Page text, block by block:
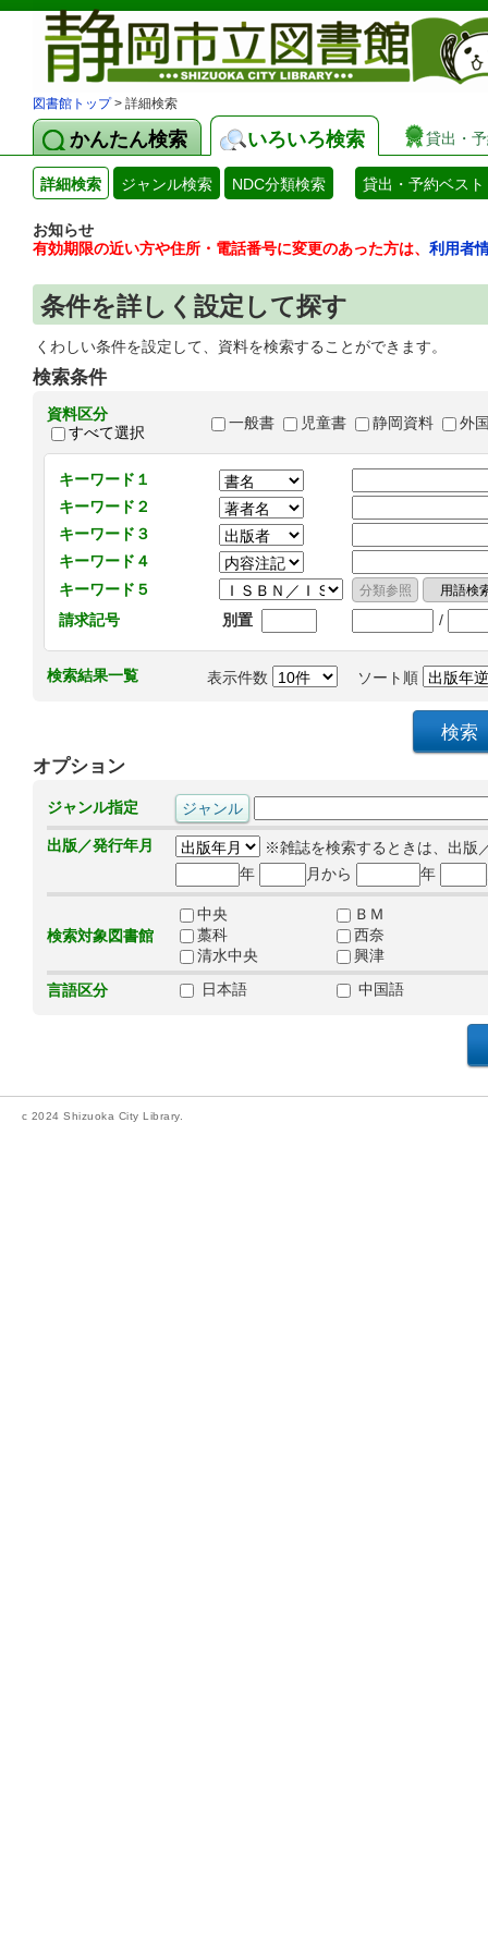
図書館トップ> 詳細検索
かんたん検索 いろいろ検索 貸出・
詳細検索 ジャンル検索 NDC分類検索 貸出・予約ベスト
お知らせ
有効期限の近い方や住所・電話番号に変更のあった方は、 利用者
条件を詳しく設定して探す
くわしい条件を設定して、資料を検索することができます。
検索条件
資料区分
すべて選択
一般書 児童書 静岡資料 外
キーワード１
キーワード２
キーワード３
キーワード４
キーワード５
請求記号
別置 /
検索結果一覧 表示件数 ソート順
オプション
ジャンル指定
出版／発行年月
※雑誌を検索するときは、出版
年
月から 年
検索対象図書館
中央
ＢＭ
藁科
西奈
清水中央
興津
言語区分
日本語 中国語
c 2024 Shizuoka City Library.